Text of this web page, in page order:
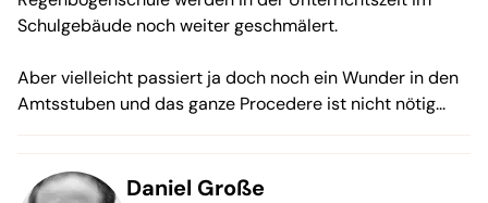
Schulgebäude noch weiter geschmälert.
Aber vielleicht passiert ja doch noch ein Wunder in den
Amtsstuben und das ganze Procedere ist nicht nötig...
Daniel Große